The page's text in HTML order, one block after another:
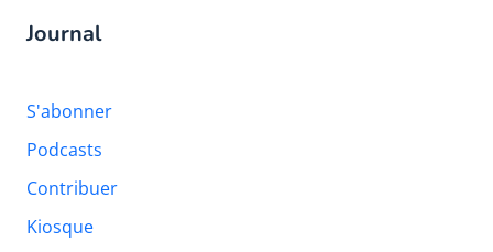
Journal
S'abonner
Podcasts
Contribuer
Kiosque